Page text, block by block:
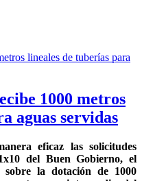
1000 metros
aguas servidas
eficaz las solicitudes
del Buen Gobierno, el
la dotación de 1000